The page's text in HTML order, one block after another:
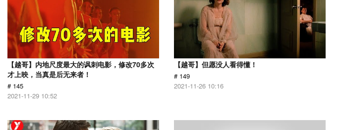
【越哥】内地尺度最大的讽刺电影，修改70多次
才上映，当真是后无来者！
# 145
2021-11-29 10:52
【越哥】但愿没人看得懂！
# 149
2021-11-26 10:16